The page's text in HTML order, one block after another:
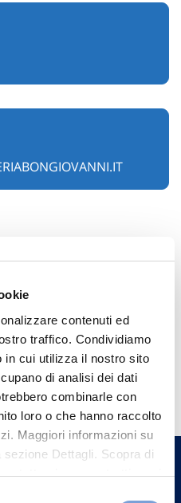
contenuti ed
traffico. Condividiamo
in cui utilizza il nostro sito
di analisi dei dati
combinarle con
loro o che hanno raccolto
Maggiori informazioni su
Dettagli. Scopra di
e come trattiamo i
a te e parla con